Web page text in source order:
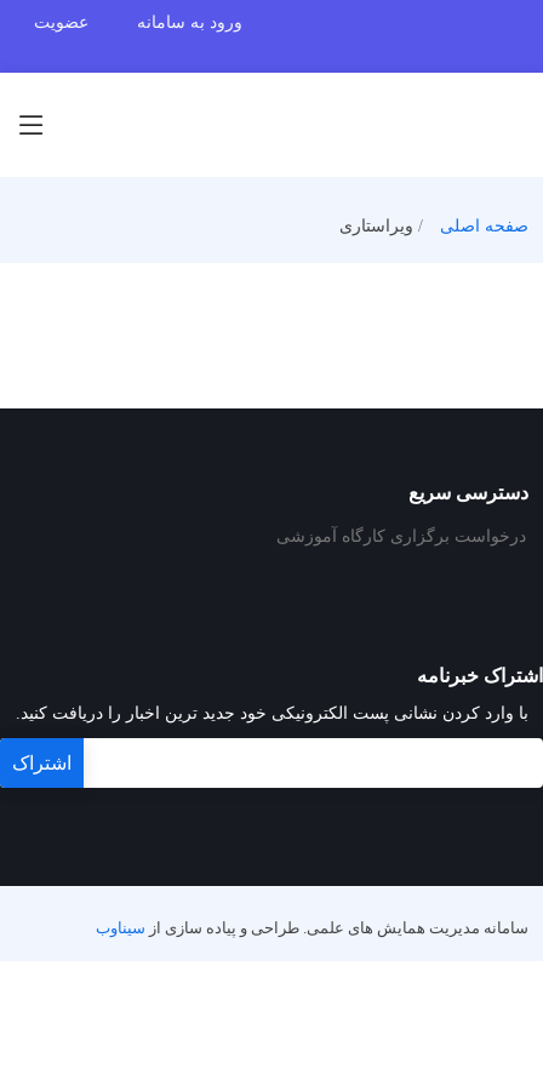
ورود به سامانه عضویت
صفحه اصلی ویراستاری
دسترسی سریع
درخواست برگزاری کارگاه آموزشی
اشتراک خبرنامه
با وارد کردن نشانی پست الکترونیکی خود جدید ترین اخبار را دریافت کنید.
سامانه مدیریت همایش های علمی. طراحی و پیاده سازی از سیناوب